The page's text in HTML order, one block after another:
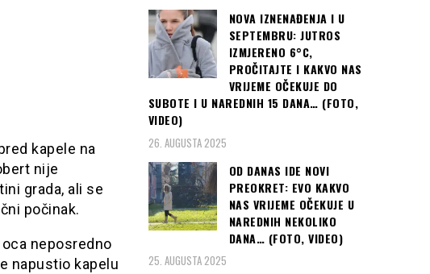
kapele na
nije
grada, ali se
počinak.
neposredno
napustio kapelu
NOVA IZNENAĐENJA I U
SEPTEMBRU: JUTROS
IZMJERENO 6°C,
PROČITAJTE I KAKVO NAS
VRIJEME OČEKUJE DO
SUBOTE I U NAREDNIH 15 DANA… (FOTO,
VIDEO)
26. AUGUSTA 2025
OD DANAS IDE NOVI
PREOKRET: EVO KAKVO
NAS VRIJEME OČEKUJE U
NAREDNIH NEKOLIKO
DANA… (FOTO, VIDEO)
25. AUGUSTA 2025